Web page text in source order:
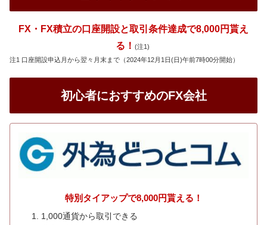
FX・FX積立の口座開設と取引条件達成で8,000円貰え
る！ (注1)
注1 口座開設申込月から翌々月末まで（2024年12月1日(日)午前7時00分開始）
初心者におすすめのFX会社
特別タイアップで8,000円貰える！
1,000通貨から取引できる